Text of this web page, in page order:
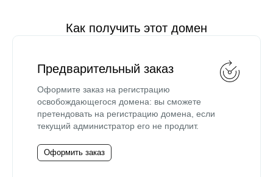
Как получить этот домен
Предварительный заказ
Оформите заказ на регистрацию
освобождающегося домена: вы сможете
претендовать на регистрацию домена, если
текущий администратор его не продлит.
Оформить заказ